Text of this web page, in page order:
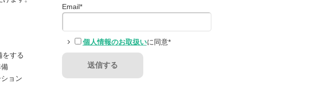
をする
ョン
Email*
個人情報のお取扱いに同意*